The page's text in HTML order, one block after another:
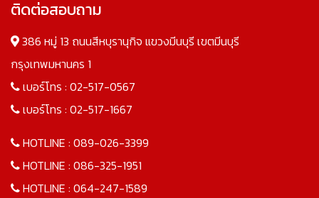
ติดต่อสอบถาม
386 หมู่ 13 ถนนสีหบุรานุกิจ แขวงมีนบุรี เขตมีนบุรี
กรุงเทพมหานคร 1
เบอร์โทร : 02-517-0567
เบอร์โทร : 02-517-1667
HOTLINE : 089-026-3399
HOTLINE : 086-325-1951
HOTLINE : 064-247-1589